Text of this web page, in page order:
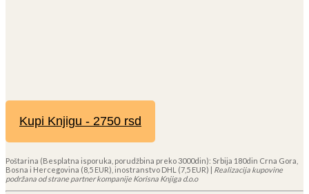
Kupi Knjigu - 2750 rsd
Poštarina (Besplatna isporuka, porudžbina preko 3000din): Srbija 180din Crna Gora,
Bosna i Hercegovina (8,5 EUR), inostranstvo DHL (7,5 EUR) | Realizacija kupovine
podržana od strane partner kompanije Korisna Knjiga d.o.o